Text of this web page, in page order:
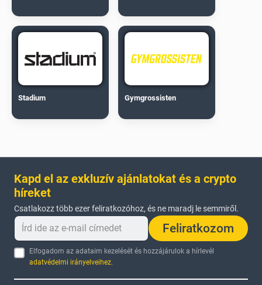
Stadium Gymgrossisten
Kapd el az exkluzív ajánlatokat és a crypto
híreket
Csatlakozz több ezer feliratkozóhoz, és ne maradj le semmiről.
Feliratkozom
Elfogadom az adataim kezelését és hozzájárulok a hírlevél
adatvédelmi irányelveihez.